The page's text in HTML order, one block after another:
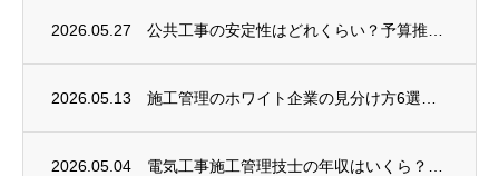
2026.05.27
2026.05.13
2026.05.04